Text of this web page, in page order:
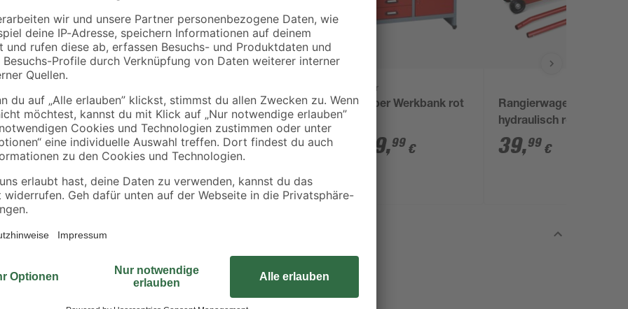
Gummiauflage für
Wagenheber Ø 38/65
mm
8,99€
Felgenreiniger 'Felgen
Beast' 1 l
15,99 €
Küpper
Küpper Werkbank rot
279,99 €
Rangierwagenheber
hydraulisch rot 2 t
39,99 €